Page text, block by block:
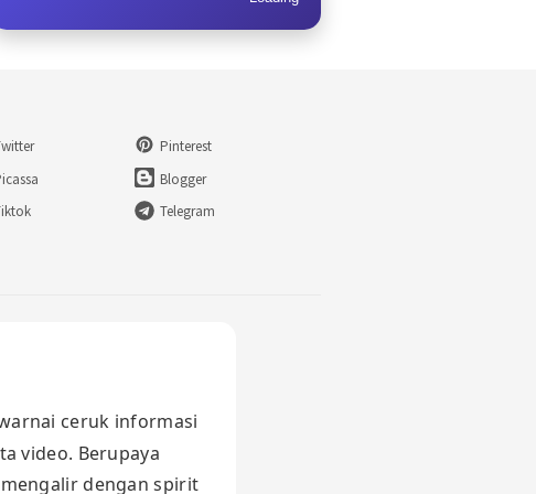
Pinterest
Blogger
Telegram
ceruk informasi
video. Berupaya
dengan spirit